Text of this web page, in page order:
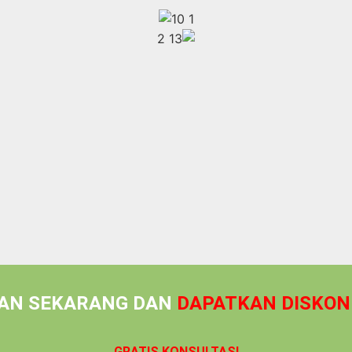
SEKARANG DAN DAPATKAN